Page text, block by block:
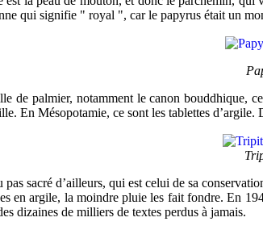
qui signifie " royal ", car le papyrus était un
de palmier, notamment le canon
En Mésopotamie, ce sont les tablettes
sacré d’ailleurs, qui est celui de sa
en argile, la moindre pluie les fait fondre. En
dizaines de milliers de textes perdus à jamais.